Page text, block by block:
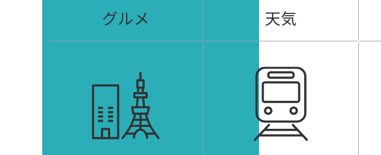
グルメ 天気